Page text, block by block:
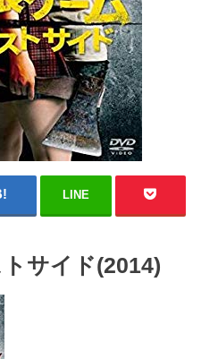
LINE
サイド(2014)